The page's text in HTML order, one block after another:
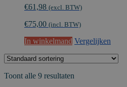
€61,98 (excl. BTW)
€75,00 (incl. BTW)
In winkelmand Vergelijken
Toont alle 9 resultaten